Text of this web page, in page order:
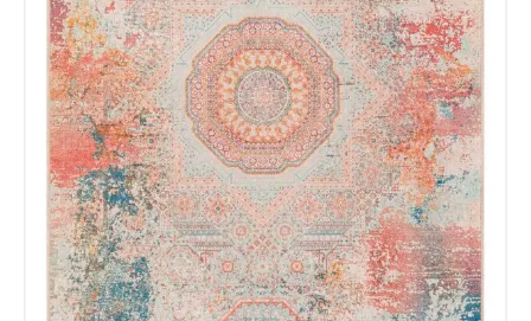
Acuerdo RGPD*
Doy mi consentimiento para que
esta web almacene la
información que envío para que
puedan responder a mi petición.
Recibir mi oferta